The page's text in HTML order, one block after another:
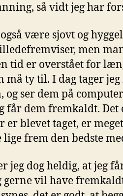
så vidt jeg har
være sjovt og
men
tid er overstået for
må ty til. I dag tager
ser dem på
får dem fremkaldt. Det
er blevet taget, er
frem den bedste
jeg dog heldig, at jeg
gerne vil have